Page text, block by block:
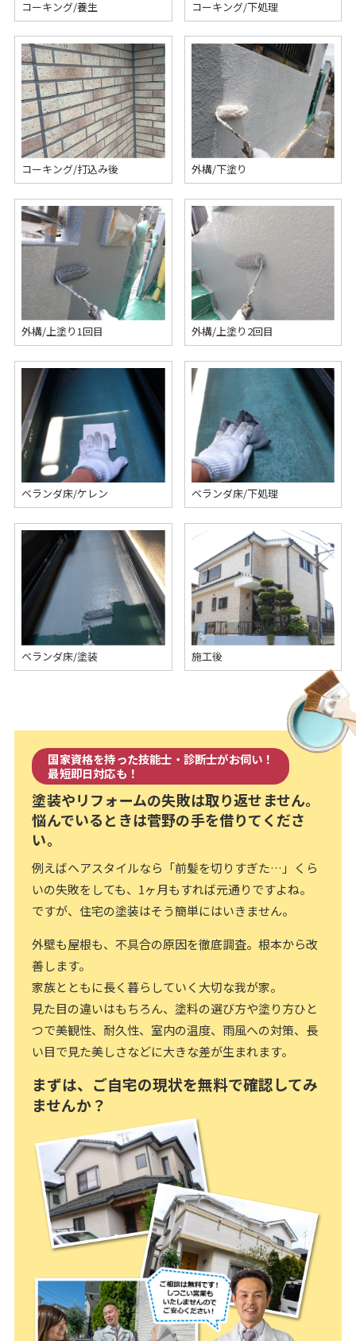
コーキング/養生 コーキング/下処理
コーキング/打込み後 外構/下塗り
外構/上塗り1回目 外構/上塗り2回目
ベランダ床/ケレン ベランダ床/下処理
ベランダ床/塗装 施工後
国家資格を持った技能士・診断士がお伺い！
最短即日対応も！
塗装やリフォームの失敗は取り返せません。
悩んでいるときは菅野の手を借りてくださ
い。
例えばヘアスタイルなら「前髪を切りすぎた…」くら
いの失敗をしても、1ヶ月もすれば元通りですよね。
ですが、住宅の塗装はそう簡単にはいきません。
外壁も屋根も、不具合の原因を徹底調査。根本から改
善します。
家族とともに長く暮らしていく大切な我が家。
見た目の違いはもちろん、塗料の選び方や塗り方ひと
つで美観性、耐久性、室内の温度、雨風への対策、長
い目で見た美しさなどに大きな差が生まれます。
まずは、ご自宅の現状を無料で確認してみ
ませんか？